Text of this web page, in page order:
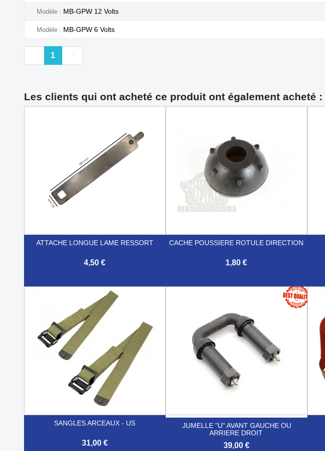
Modèle MB-GPW 12 Volts
Modèle MB-GPW 6 Volts
Précédent
1
Les clients qui ont acheté ce produit ont également acheté :
ATTACHE LONGUE LAME RESSORT
4,50 €
Aperçu rapide
CACHE POUSSIERE ROTULE DIRECTION
1,80 €
SANGLES ARCEAUX - US
31,00 €
JUMELLE "U" AVANT GAUCHE OU
ARRIERE DROIT
39,00 €